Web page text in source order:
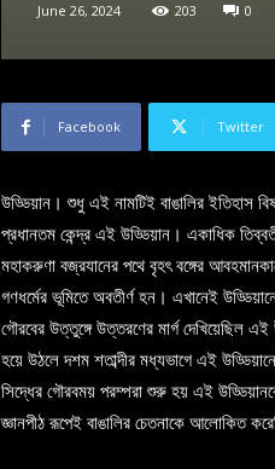
June 26, 2024 203 0
Facebook Twitter
উড্ডিয়ান। শুধু এই নামটিই বাঙালির ইতিহাস
প্রধানতম কেন্দ্র এই উড্ডিয়ান। একাধিক
মহাকরুণা বজ্রযানের পথে বৃহৎ বঙ্গের
গণধর্মের ভূমিতে অবতীর্ণ হন। এখানেই
গৌরবের উত্তুঙ্গে উত্তরণের মার্গ দেখিয়েছিল
হয়ে উঠলে দশম শতাব্দীর মধ্যভাগে এই
সিদ্ধের গৌরবময় পরম্পরা শুরু হয় এই
জ্ঞানপীঠ রূপেই বাঙালির চেতনাকে আলোকিত